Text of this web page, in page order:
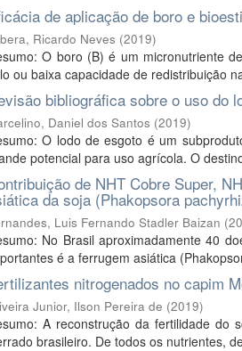
de aplicação de boro e
Ricardo Neves (2019)
O boro (B) é um micronutriente
ou baixa capacidade de redistribuição
bibliográfica sobre o uso do
Daniel dos Santos (2019)
O lodo de esgoto é um
potencial para uso agrícola. O
de NHT Cobre Super,
da soja (Phakopsora
Luis Fernando Stadler Baizan (
No Brasil aproximadamente 40
é a ferrugem asiática
nitrogenados no capim
Junior, Ilson Pereira de (2019)
A reconstrução da fertilidade do
brasileiro. De todos os nutrientes,